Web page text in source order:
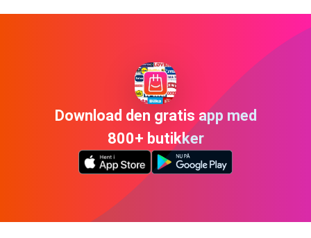
Download den gratis app med
800+ butikker